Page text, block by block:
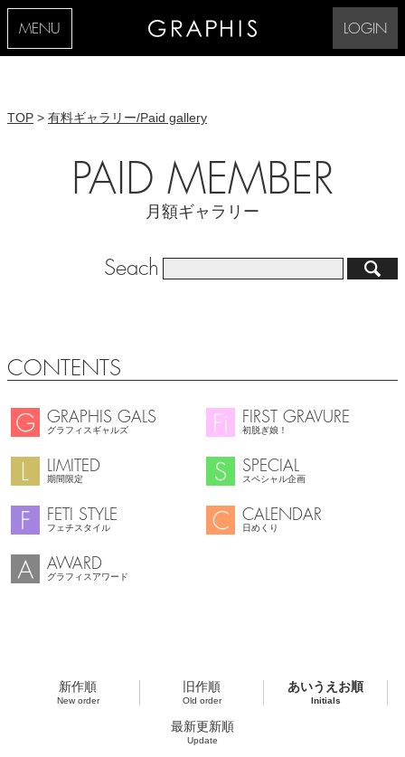
MENU LOGIN
TOP > 有料ギャラリー/Paid gallery
PAID MEMBER
月額ギャラリー
Seach
CONTENTS
GRAPHIS GALS
グラフィスギャルズ
FIRST GRAVURE
初脱ぎ娘！
LIMITED
期間限定
SPECIAL
スペシャル企画
FETI STYLE
フェチスタイル
CALENDAR
日めくり
AWARD
グラフィスアワード
新作順
New order
旧作順
Old order
あいうえお順
Initials
最新更新順
Update